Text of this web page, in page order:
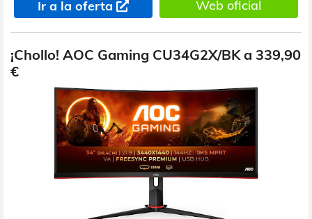
Ir a la oferta Web oficial
¡Chollo! AOC Gaming CU34G2X/BK a 339,90
€